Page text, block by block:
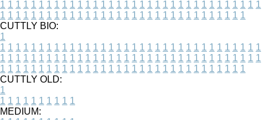
1 1 1 1 1 1 1 1 1 1 1 1 1 1 1 1 1 1 1 1 1 1 1 1 1 1 1 1 1 1 1 1 1 1
1 1 1 1 1 1 1 1 1 1 1 1 1 1 1 1 1 1 1 1 1 1 1 1 1 1 1 1 1 1 1 1
CUTTLY BIO:
1
1 1 1 1 1 1 1 1 1 1 1 1 1 1 1 1 1 1 1 1 1 1 1 1 1 1 1 1 1 1 1 1 1 1
1 1 1 1 1 1 1 1 1 1 1 1 1 1 1 1 1 1 1 1 1 1 1 1 1 1 1 1 1 1 1 1 1 1
1 1 1 1 1 1 1 1 1 1 1 1 1 1 1 1 1 1 1 1 1 1 1 1 1 1 1 1 1 1 1 1
CUTTLY OLD:
1
1 1 1 1 1 1 1 1 1 1
MEDIUM: